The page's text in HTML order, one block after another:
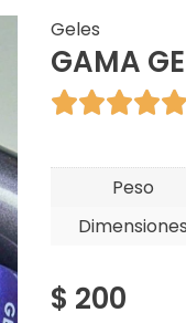
Geles
GAMA

Peso
Dimensiones
$ 200